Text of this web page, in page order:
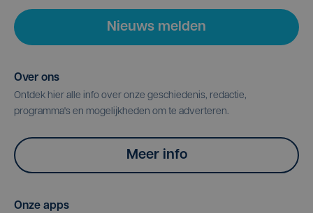
Nieuws melden
Over ons
Ontdek hier alle info over onze geschiedenis, redactie,
programma's en mogelijkheden om te adverteren.
Meer info
Onze apps